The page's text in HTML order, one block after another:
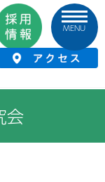
MENU
会